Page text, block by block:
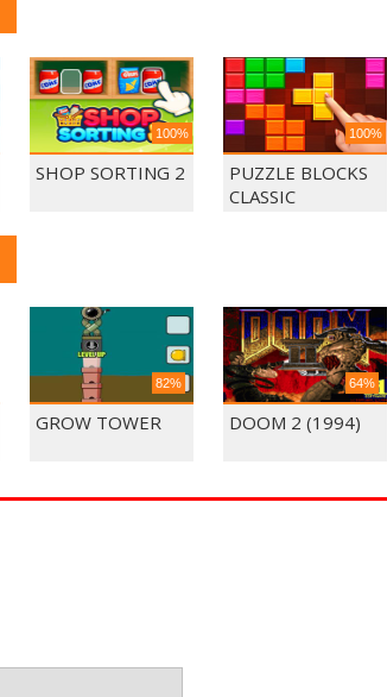
100%
SHOP SORTING 2
100%
PUZZLE BLOCKS
CLASSIC
82%
GROW TOWER
64%
DOOM 2 (1994)